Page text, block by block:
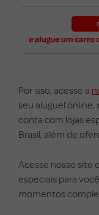
Por isso, acesse a
seu aluguel
conta com lojas
Brasil, além de
Acesse nosso site
especiais para
momentos